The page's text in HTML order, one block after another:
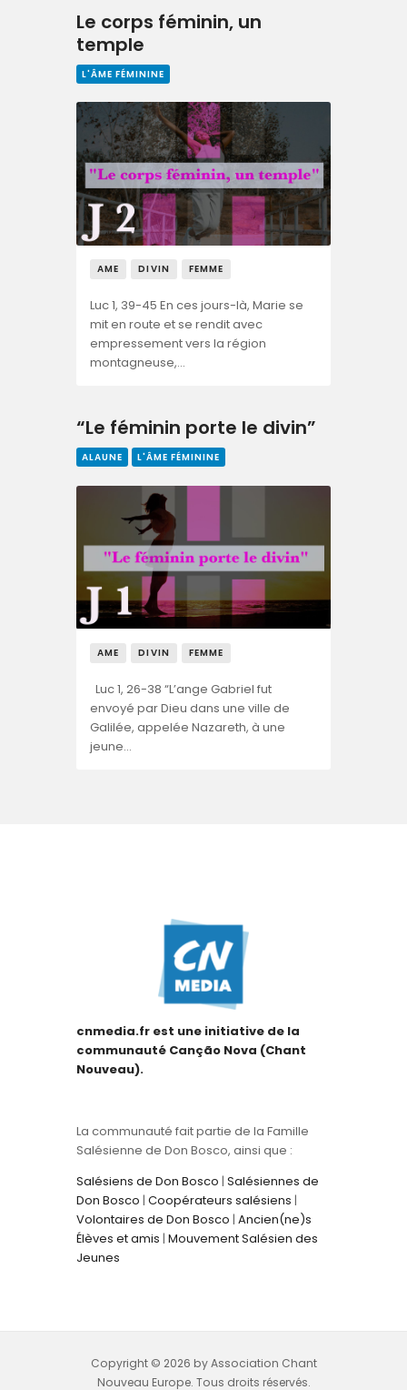
Le corps féminin, un
temple
L'ÂME FÉMININE
AME DIVIN FEMME
Luc 1, 39-45 En ces jours-là, Marie se
mit en route et se rendit avec
empressement vers la région
montagneuse,…
“Le féminin porte le divin”
ALAUNE L'ÂME FÉMININE
AME DIVIN FEMME
Luc 1, 26-38 “L’ange Gabriel fut
envoyé par Dieu dans une ville de
Galilée, appelée Nazareth, à une
jeune…
cnmedia.fr est une initiative de la
communauté Canção Nova (Chant
Nouveau).
La communauté fait partie de la Famille
Salésienne de Don Bosco, ainsi que :
Salésiens de Don Bosco | Salésiennes de
Don Bosco | Coopérateurs salésiens |
Volontaires de Don Bosco | Ancien(ne)s
Élèves et amis | Mouvement Salésien des
Jeunes
Copyright © 2026 by Association Chant
Nouveau Europe. Tous droits réservés.